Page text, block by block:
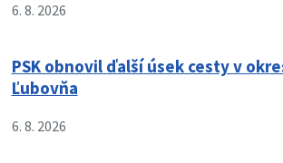
6. 8. 2026
PSK obnovil ďalší úsek cesty v
Ľubovňa
6. 8. 2026